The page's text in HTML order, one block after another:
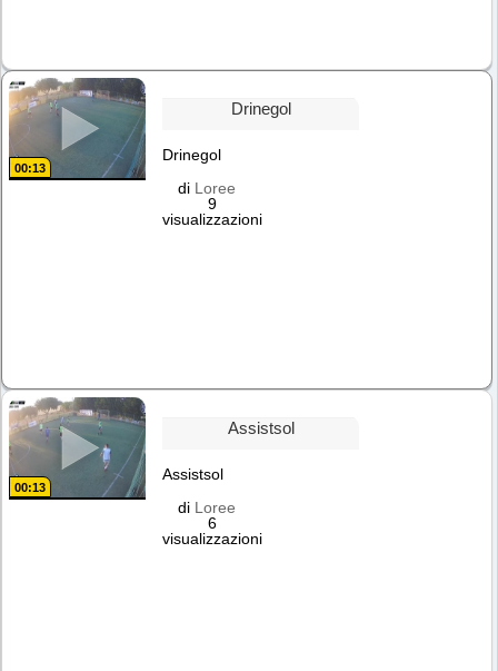
00:13
Drinegol
Drinegol
di Loree
9
visualizzazioni
00:13
Assistsol
Assistsol
di Loree
6
visualizzazioni